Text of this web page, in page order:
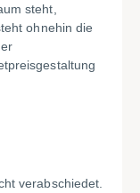
steht,
ohnehin die
verabschiedet.